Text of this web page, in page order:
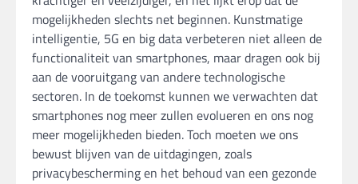
mogelijkheden slechts net beginnen. Kunstmatige
intelligentie, 5G en big data verbeteren niet alleen de
functionaliteit van smartphones, maar dragen ook bij
aan de vooruitgang van andere technologische
sectoren. In de toekomst kunnen we verwachten dat
smartphones nog meer zullen evolueren en ons nog
meer mogelijkheden bieden. Toch moeten we ons
bewust blijven van de uitdagingen, zoals
privacybescherming en het behoud van een gezonde